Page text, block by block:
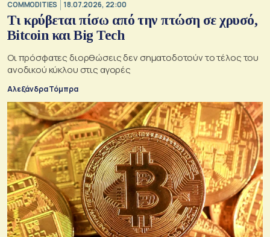
COMMODITIES 18.07.2026, 22:00
Τι κρύβεται πίσω από την πτώση σε χρυσό,
Bitcoin και Big Tech
Οι πρόσφατες διορθώσεις δεν σηματοδοτούν το τέλος του
ανοδικού κύκλου στις αγορές
Αλεξάνδρα Τόμπρα